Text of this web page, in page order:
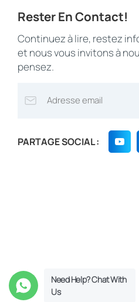
Rester En Contact!
Continuez à lire, restez
et nous vous invitons à
pensez.
PARTAGE SOCIAL :
Need Help? Chat With
Us